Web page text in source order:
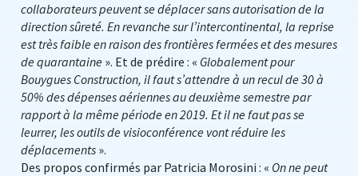
collaborateurs peuvent se déplacer sans autorisation de la
direction sûreté. En revanche sur l’intercontinental, la reprise
est très faible en raison des frontières fermées et des mesures
de quarantaine ». Et de prédire : « Globalement pour
Bouygues Construction, il faut s’attendre à un recul de 30 à
50% des dépenses aériennes au deuxième semestre par
rapport à la même période en 2019. Et il ne faut pas se
leurrer, les outils de visioconférence vont réduire les
déplacements ».
Des propos confirmés par Patricia Morosini : « On ne peut